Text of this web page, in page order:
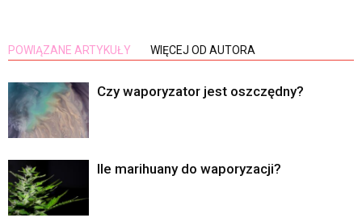
POWIĄZANE ARTYKUŁY WIĘCEJ OD AUTORA
Czy waporyzator jest oszczędny?
Ile marihuany do waporyzacji?